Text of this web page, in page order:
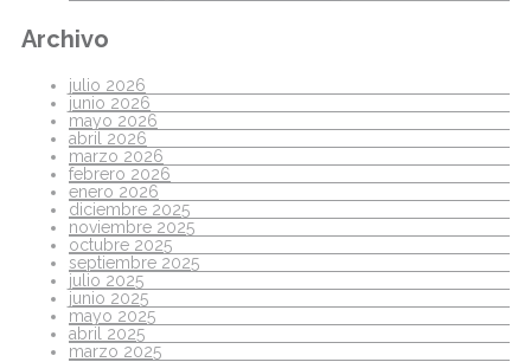
Archivo
julio 2026
junio 2026
mayo 2026
abril 2026
marzo 2026
febrero 2026
enero 2026
diciembre 2025
noviembre 2025
octubre 2025
septiembre 2025
julio 2025
junio 2025
mayo 2025
abril 2025
marzo 2025